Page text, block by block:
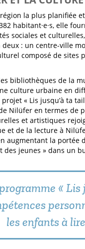
la plus planifiée
habitant·e·s, elle
sociales et
deux : un centre-ville
composé de sites
bibliothèques de la
culture urbaine en
projet « Lis jusqu’à ta
Nilüfer en termes de
et artistiques
et de la lecture à
augmentant la portée
des jeunes » dans un
« Lis
les enfants à